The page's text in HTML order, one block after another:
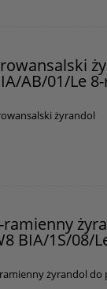
AB/01/Le
żyrandol
ramienny
BIA/1S/08/
żyrandol do